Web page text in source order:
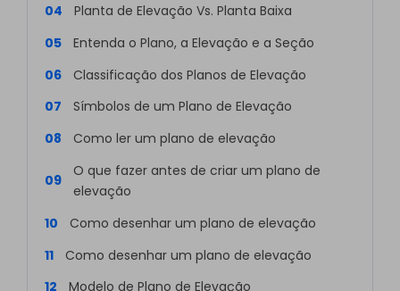
04
Planta de Elevação Vs. Planta Baixa
05
Entenda o Plano, a Elevação e a Seção
06
Classificação dos Planos de Elevação
07
Símbolos de um Plano de Elevação
08
Como ler um plano de elevação
09
O que fazer antes de criar um plano de
elevação
10
Como desenhar um plano de elevação
11
Como desenhar um plano de elevação
12
Modelo de Plano de Elevação